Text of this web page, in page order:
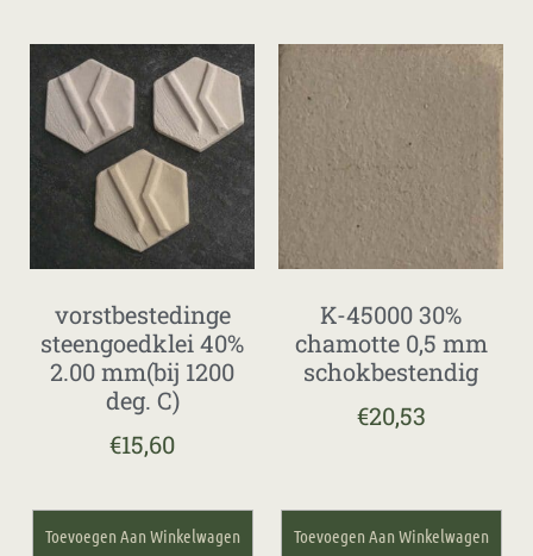
vorstbestedinge
steengoedklei 40%
2.00 mm(bij 1200
deg. C)
€15,60
Toevoegen Aan Winkelwagen
K-45000 30%
chamotte 0,5 mm
schokbestendig
€20,53
Toevoegen Aan Winkelwagen